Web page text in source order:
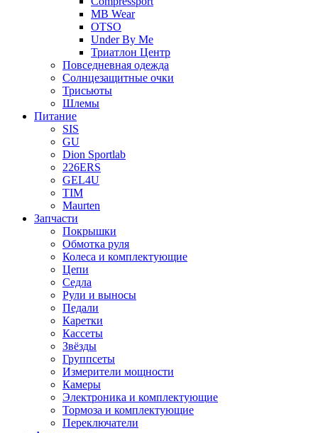
MB Wear
OTSO
Under By Me
Триатлон Центр
Повседневная одежда
Солнцезащитные очки
Трисьюты
Шлемы
Питание
SIS
GU
Dion Sportlab
226ERS
GEL4U
TIM
Maurten
Запчасти
Покрышки
Обмотка руля
Колеса и комплектующие
Цепи
Седла
Рули и выносы
Педали
Каретки
Кассеты
Звёзды
Группсеты
Измерители мощности
Камеры
Электроника и комплектующие
Тормоза и комплектующие
Переключатели